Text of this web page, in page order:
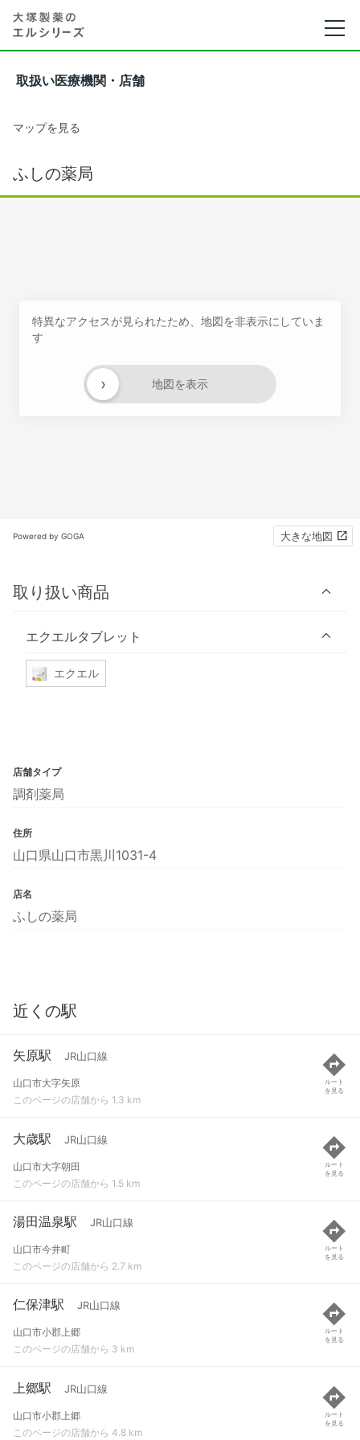
取扱い医療機関・店舗
マップを見る
ふしの薬局
特異なアクセスが見られたため、地図を非表示にしていま
す
地図を表示
›
Powered by GOGA 大きな地図
取り扱い商品
エクエルタブレット
エクエル
店舗タイプ
調剤薬局
住所
山口県山口市黒川1031-4
店名
ふしの薬局
近くの駅
矢原駅 JR山口線
山口市大字矢原
このページの店舗から 1.3 km
ルート
を見る
大歳駅 JR山口線
山口市大字朝田
このページの店舗から 1.5 km
ルート
を見る
湯田温泉駅 JR山口線
山口市今井町
このページの店舗から 2.7 km
ルート
を見る
仁保津駅 JR山口線
山口市小郡上郷
このページの店舗から 3 km
ルート
を見る
上郷駅 JR山口線
山口市小郡上郷
このページの店舗から 4.8 km
ルート
を見る